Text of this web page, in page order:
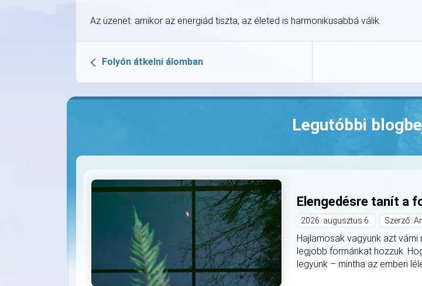
Az üzenet: amikor az energiád tiszta, az életed is harmonikusabbá válik.
Folyón átkelni álomban
Legutóbbi
Elengedésre tanít a
2026. augusztus 6. Szerző:
Hajlamosak vagyunk azt
legjobb formánkat hozzuk.
legyünk – mintha az emberi